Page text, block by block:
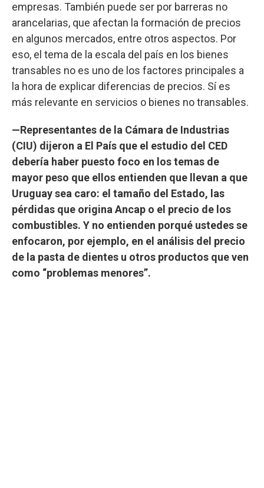
empresas. También puede ser por barreras no
arancelarias, que afectan la formación de precios
en algunos mercados, entre otros aspectos. Por
eso, el tema de la escala del país en los bienes
transables no es uno de los factores principales a
la hora de explicar diferencias de precios. Sí es
más relevante en servicios o bienes no transables.
—Representantes de la Cámara de Industrias
(CIU) dijeron a El País que el estudio del CED
debería haber puesto foco en los temas de
mayor peso que ellos entienden que llevan a que
Uruguay sea caro: el tamaño del Estado, las
pérdidas que origina Ancap o el precio de los
combustibles. Y no entienden porqué ustedes se
enfocaron, por ejemplo, en el análisis del precio
de la pasta de dientes u otros productos que ven
como “problemas menores”.